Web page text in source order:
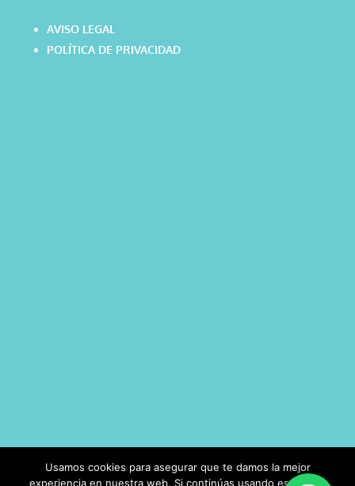
AVISO LEGAL
POLÍTICA DE PRIVACIDAD
Diseñado y Desarrollado por Mundo Majara
Usamos cookies para asegurar que te damos la mejor
experiencia en nuestra web. Si continúas usando este sitio,